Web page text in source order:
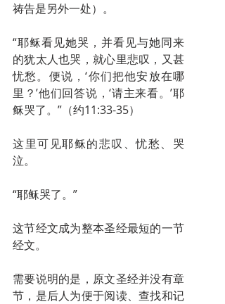
祷告是另外一处）。
“耶稣看见她哭，并看见与她同来
的犹太人也哭，就心里悲叹，又甚
忧愁。便说，‘你们把他安放在哪
里？’他们回答说，‘请主来看。’耶
稣哭了。”（约11:33-35）
这里可见耶稣的悲叹、忧愁、哭
泣。
“耶稣哭了。”
这节经文成为整本圣经最短的一节
经文。
需要说明的是，原文圣经并没有章
节，是后人为便于阅读、查找和记